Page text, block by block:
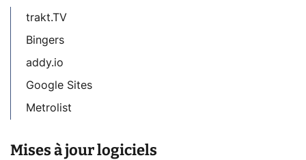
trakt.TV
Bingers
addy.io
Google Sites
Metrolist
Mises à jour logiciels